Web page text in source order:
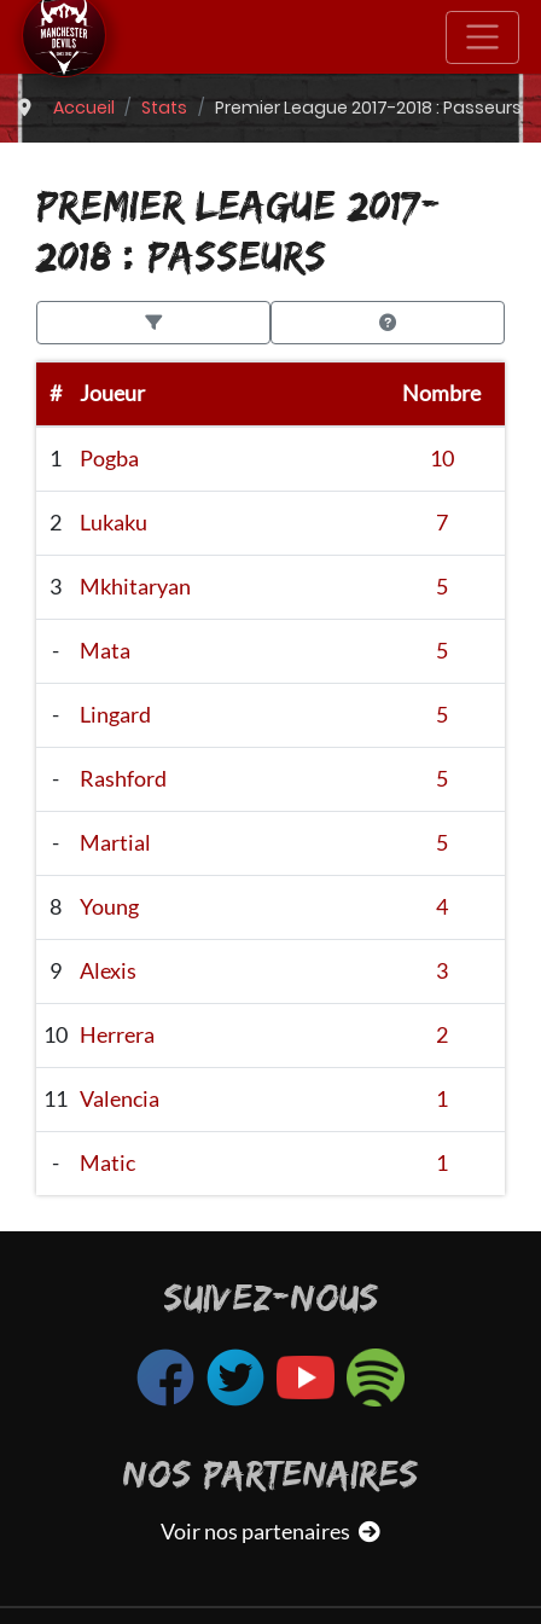
Accueil Stats Premier League 2017-2018 : Passeurs
PREMIER LEAGUE 2017-
2018 : PASSEURS
# Joueur Nombre
1 Pogba 10
2 Lukaku 7
3 Mkhitaryan 5
- Mata 5
- Lingard 5
- Rashford 5
- Martial 5
8 Young 4
9 Alexis 3
10 Herrera 2
11 Valencia 1
- Matic 1
SUIVEZ-NOUS
NOS PARTENAIRES
Voir nos partenaires